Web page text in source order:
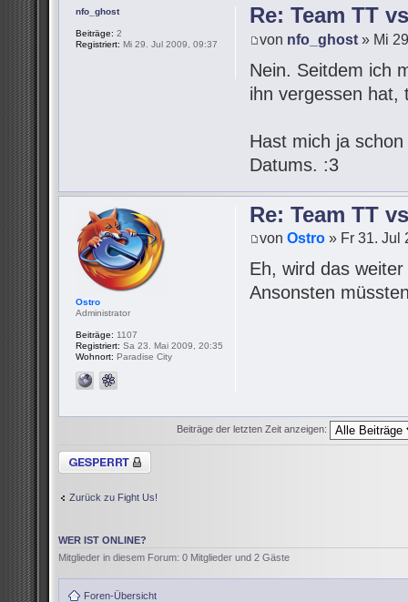
Re: Team TT
von nfo_ghost » Mi
Nein. Seitdem ich
ihn vergessen
Hast mich ja
Datums. :3
nfo_ghost
Beiträge: 2
Registriert: Mi 29. Jul 2009, 09:37
Re: Team TT
vonOstro » Fr 31. Jul
Eh, wird das
Ansonsten
Ostro
Administrator
Beiträge: 1107
Registriert: Sa 23. Mai 2009, 20:35
Wohnort: Paradise City
Beiträge der letzten Zeit anzeigen:
Thema gesperrt
Zurück zu Fight Us!
WER IST ONLINE?
Mitglieder in diesem Forum: 0 Mitglieder und 2 Gäste
Foren-Übersicht